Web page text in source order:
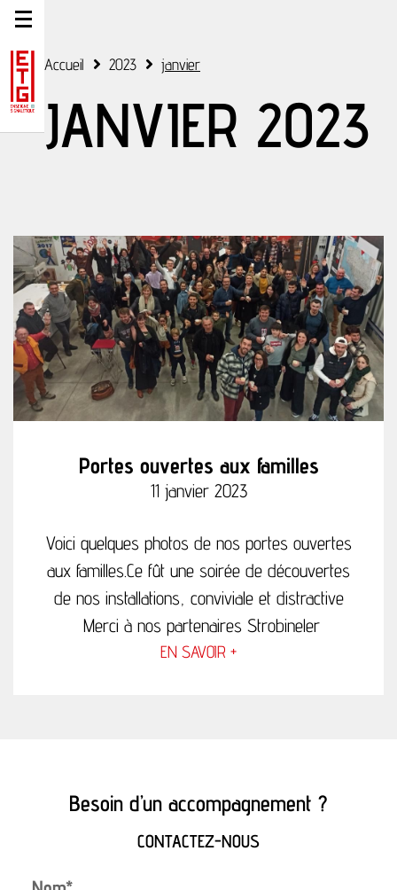
Accueil 2023 janvier
JANVIER 2023
Portes ouvertes aux familles
11 janvier 2023
Voici quelques photos de nos portes ouvertes
aux familles.Ce fût une soirée de découvertes
de nos installations, conviviale et distractive
Merci à nos partenaires Strobineler
EN SAVOIR +
Besoin d’un accompagnement ?
CONTACTEZ-NOUS